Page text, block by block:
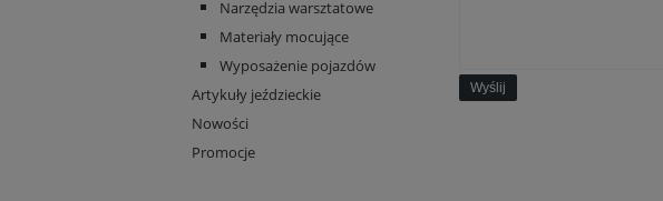
Narzędzia warsztatowe
Materiały mocujące
Wyposażenie pojazdów
Artykuły jeździeckie
Nowości
Promocje
Wyślij